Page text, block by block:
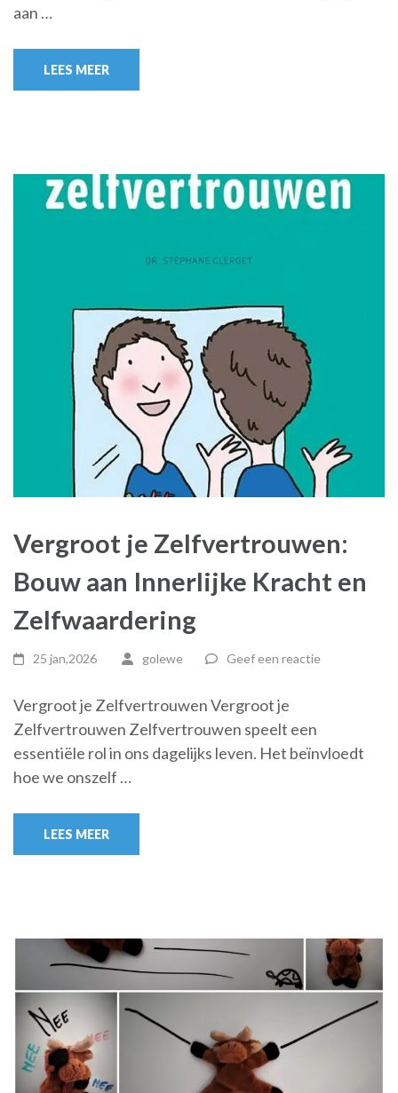
aan …
LEES MEER
Vergroot je Zelfvertrouwen:
Bouw aan Innerlijke Kracht en
Zelfwaardering
25 jan,2026 golewe Geef een reactie
Vergroot je Zelfvertrouwen Vergroot je
Zelfvertrouwen Zelfvertrouwen speelt een
essentiële rol in ons dagelijks leven. Het beïnvloedt
hoe we onszelf …
LEES MEER